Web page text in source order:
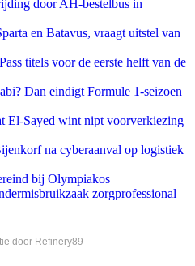
door AH-bestelbus in
en Batavus, vraagt uitstel van
titels voor de eerste helft van de
Dan eindigt Formule 1-seizoen
El-Sayed wint nipt voorverkiezing
na cyberaanval op logistiek
bij Olympiakos
zorgprofessional
door Refinery89